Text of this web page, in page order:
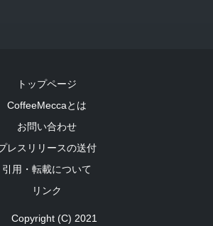
トップページ
CoffeeMeccaとは
お問い合わせ
レスリリースの送付
引用・転載について
リンク
Copyright (C) 2021